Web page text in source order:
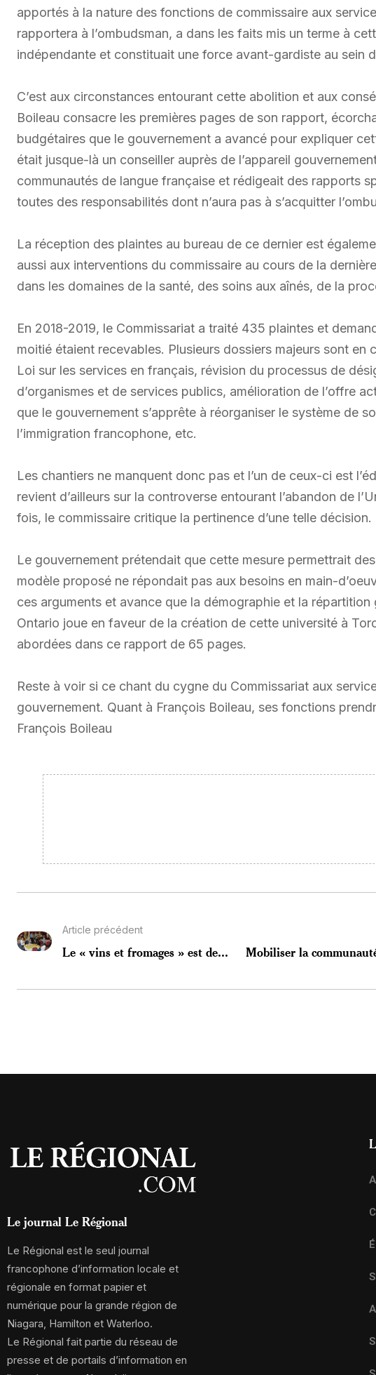
apportés à la nature des fonctions de commissaire aux
rapportera à l’ombudsman, a dans les faits mis un terme à
indépendante et constituait une force avant-gardiste au sein
C’est aux circonstances entourant cette abolition et aux
Boileau consacre les premières pages de son rapport,
budgétaires que le gouvernement a avancé pour expliquer
était jusque-là un conseiller auprès de l’appareil
communautés de langue française et rédigeait des rapports
toutes des responsabilités dont n’aura pas à s’acquitter
La réception des plaintes au bureau de ce dernier est
aussi aux interventions du commissaire au cours de la
dans les domaines de la santé, des soins aux aînés, de la
En 2018-2019, le Commissariat a traité 435 plaintes et
moitié étaient recevables. Plusieurs dossiers majeurs sont en
Loi sur les services en français, révision du processus de
d’organismes et de services publics, amélioration de l’offre
que le gouvernement s’apprête à réorganiser le système de
l’immigration francophone, etc.
Les chantiers ne manquent donc pas et l’un de ceux-ci est
revient d’ailleurs sur la controverse entourant l’abandon de
fois, le commissaire critique la pertinence d’une telle décision.
Le gouvernement prétendait que cette mesure permettrait
modèle proposé ne répondait pas aux besoins en main-
ces arguments et avance que la démographie et la
Ontario joue en faveur de la création de cette université à
abordées dans ce rapport de 65 pages.
Reste à voir si ce chant du cygne du Commissariat aux
gouvernement. Quant à François Boileau, ses fonctions
François Boileau
Article précédent
Le « vins et fromages » est de... Mobiliser la
Le journal Le Régional
Le Régional est le seul journal
francophone d’information locale et
régionale en format papier et
numérique pour la grande région de
Niagara, Hamilton et Waterloo.
Le Régional fait partie du réseau de
presse et de portails d’information en